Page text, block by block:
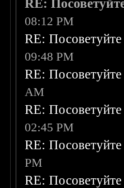
RE:
08:12 PM
RE:
09:48 PM
RE:
AM
RE:
02:45 PM
RE:
PM
RE: